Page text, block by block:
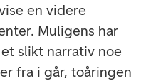
en videre
Muligens har
slikt narrativ noe
fra i går, toåringen